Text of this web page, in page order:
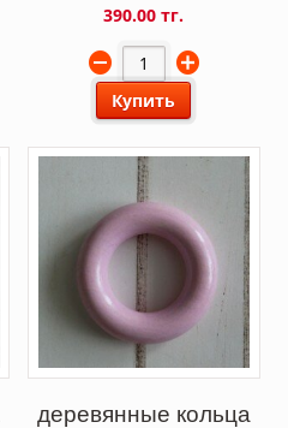
390.00 тг.
Купить
деревянные кольца